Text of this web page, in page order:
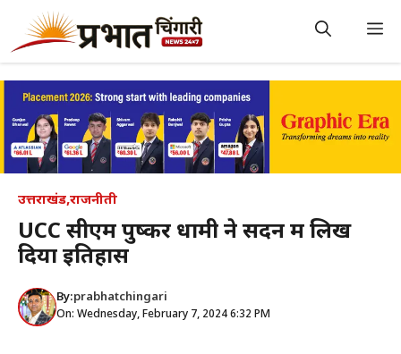
content
उत्तराखंड,राजनीती
UCC सीएम पुष्कर धामी ने सदन में लिख
दिया इतिहास
By:prabhatchingari
On: Wednesday, February 7, 2024 6:32 PM